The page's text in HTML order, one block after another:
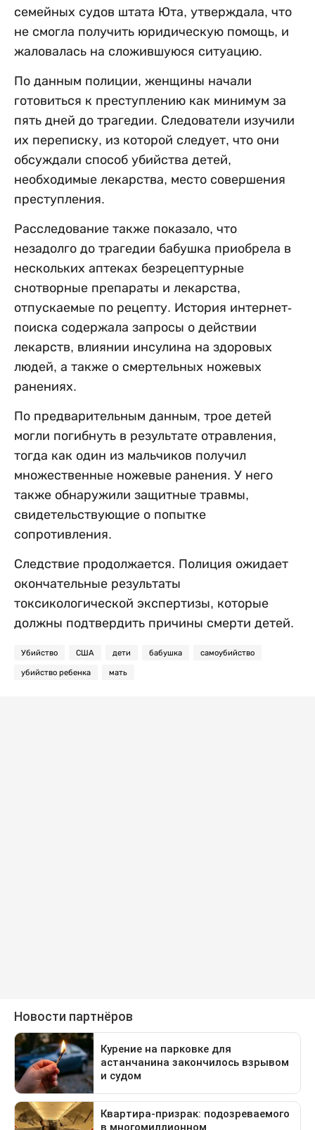
семейных судов штата Юта, утверждала, что
не смогла получить юридическую помощь, и
жаловалась на сложившуюся ситуацию.
По данным полиции, женщины начали
готовиться к преступлению как минимум за
пять дней до трагедии. Следователи изучили
их переписку, из которой следует, что они
обсуждали способ убийства детей,
необходимые лекарства, место совершения
преступления.
Расследование также показало, что
незадолго до трагедии бабушка приобрела в
нескольких аптеках безрецептурные
снотворные препараты и лекарства,
отпускаемые по рецепту. История интернет-
поиска содержала запросы о действии
лекарств, влиянии инсулина на здоровых
людей, а также о смертельных ножевых
ранениях.
По предварительным данным, трое детей
могли погибнуть в результате отравления,
тогда как один из мальчиков получил
множественные ножевые ранения. У него
также обнаружили защитные травмы,
свидетельствующие о попытке
сопротивления.
Следствие продолжается. Полиция ожидает
окончательные результаты
токсикологической экспертизы, которые
должны подтвердить причины смерти детей.
Убийство США дети бабушка самоубийство
убийство ребенка мать